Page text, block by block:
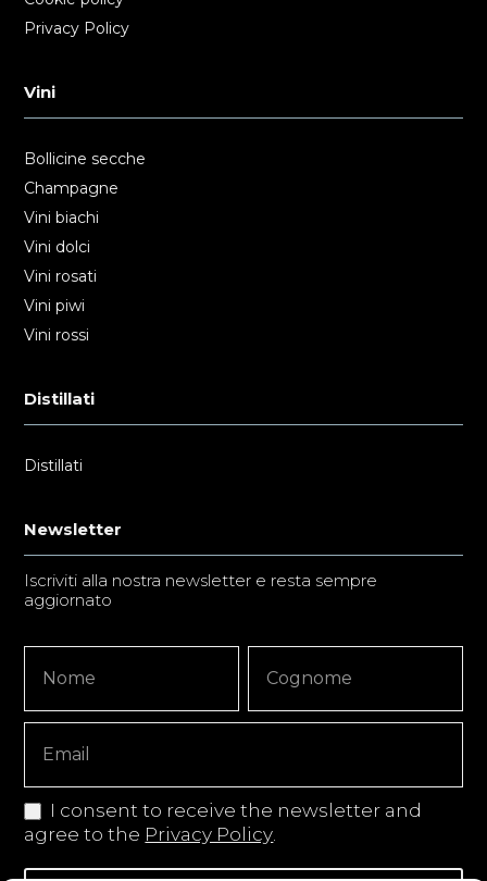
Privacy Policy
Vini
Bollicine secche
Champagne
Vini biachi
Vini dolci
Vini rosati
Vini piwi
Vini rossi
Distillati
Distillati
Newsletter
Iscriviti alla nostra newsletter e resta sempre
aggiornato
Signup
Copy
I consent to receive the newsletter and
agree to the Privacy Policy